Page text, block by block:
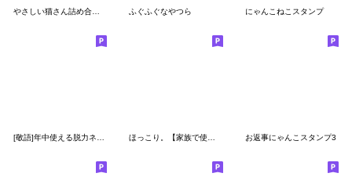
ふぐふぐなやつら にゃんこねこスタンプ
お返事にゃんこスタンプ3